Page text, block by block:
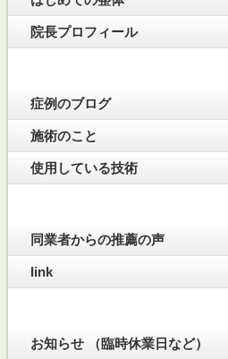
院長プロフィール
症例のブログ
施術のこと
使用している技術
同業者からの推薦の声
link
お知らせ （臨時休業日など）